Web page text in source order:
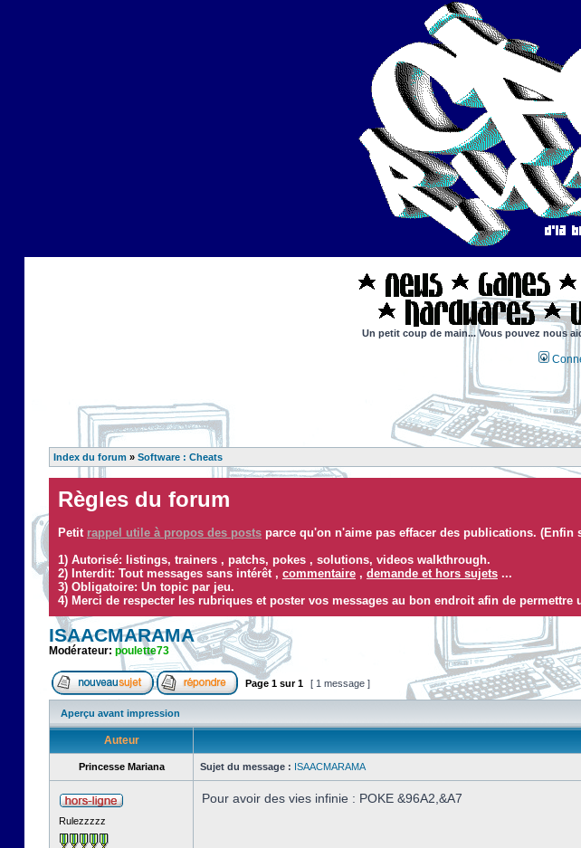
Un petit coup de main... Vous pouvez nous
Index du forum » Software : Cheats
Règles du forum
Petit rappel utile à propos des posts parce qu'on n'aime pas effacer des publications.
1) Autorisé: listings, trainers , patchs, pokes , solutions, videos walkthrough.
2) Interdit: Tout messages sans intérêt , commentaire , demande et hors sujets ...
3) Obligatoire: Un topic par jeu.
4) Merci de respecter les rubriques et poster vos messages au bon endroit afin de
ISAACMARAMA
Modérateur: poulette73
Page 1 sur1 [ 1 message ]
Aperçu avant impression
Auteur
Princesse Mariana Sujet du message : ISAACMARAMA
Rulezzzzz
Pour avoir des vies infinie : POKE &96A2,&A7